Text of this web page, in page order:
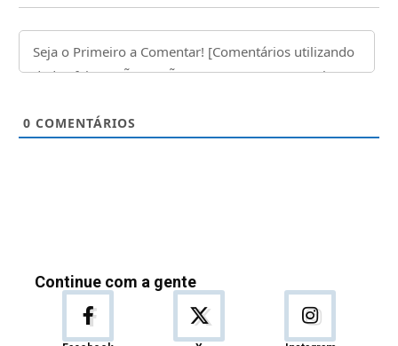
0 COMENTÁRIOS
Continue com a gente